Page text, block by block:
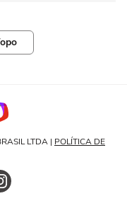
LTDA | POLÍTICA DE